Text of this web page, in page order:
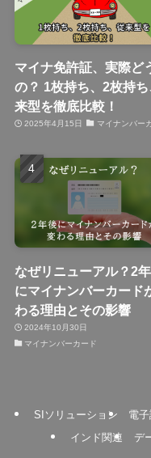
マイナ免許証、実際ど
の？ 1枚持ち、2枚持ち
来型を徹底比較！
2025年4月15日 マイナンバー
なぜリニューアル？2
にマイナンバーカード
わる理由とその影響
2024年10月30日
マイナンバーカード
SIソリューション 電
インド関連
デ